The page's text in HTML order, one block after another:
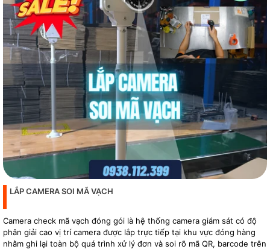
LẮP CAMERA SOI MÃ VẠCH
Camera check mã vạch đóng gói là hệ thống camera giám sát có độ
phân giải cao vị trí camera được lắp trực tiếp tại khu vực đóng hàng
nhằm ghi lại toàn bộ quá trình xử lý đơn và soi rõ mã QR, barcode trên